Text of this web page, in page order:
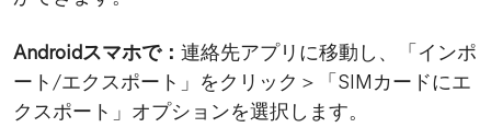
Androidスマホで： 連絡先アプリに移動し、「インポ
ート/エクスポート」をクリック＞「SIMカードにエ
クスポート」オプションを選択します。